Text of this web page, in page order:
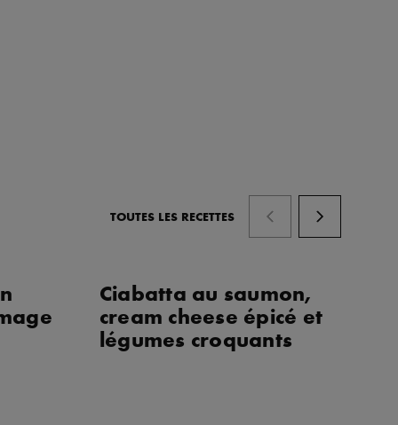
TOUTES LES RECETTES
Ciabatta au saumon,
cream cheese épicé et
légumes croquants